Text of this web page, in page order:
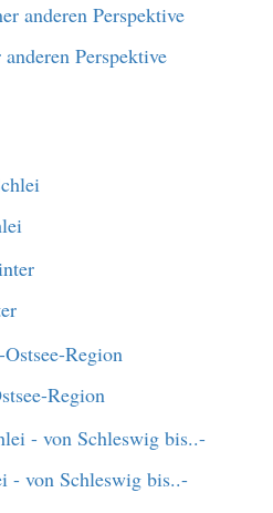
Perspektive
Region
- von Schleswig bis..-